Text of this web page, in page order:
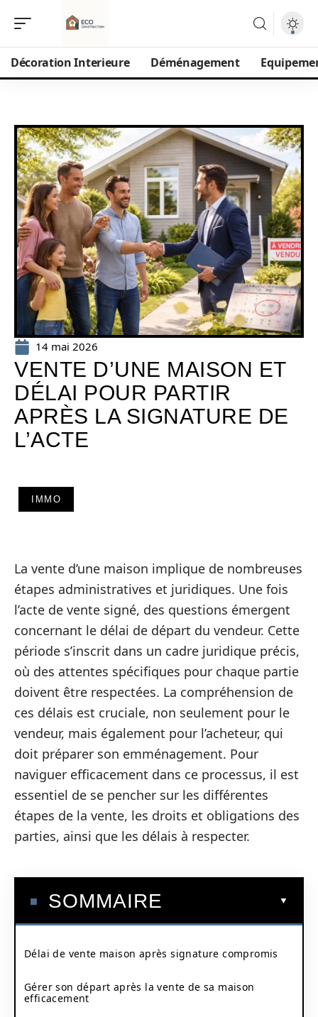
Décoration Interieure Déménagement
14 mai 2026
VENTE D’UNE MAISON ET
DÉLAI POUR PARTIR
APRÈS LA SIGNATURE DE
L’ACTE
IMMO
La vente d’une maison implique de nombreuses
étapes administratives et juridiques. Une fois
l’acte de vente signé, des questions émergent
concernant le délai de départ du vendeur. Cette
période s’inscrit dans un cadre juridique précis,
où des attentes spécifiques pour chaque partie
doivent être respectées. La compréhension de
ces délais est cruciale, non seulement pour le
vendeur, mais également pour l’acheteur, qui
doit préparer son emménagement. Pour
naviguer efficacement dans ce processus, il est
essentiel de se pencher sur les différentes
étapes de la vente, les droits et obligations des
parties, ainsi que les délais à respecter.
SOMMAIRE
Délai de vente maison après signature compromis
Gérer son départ après la vente de sa maison
efficacement